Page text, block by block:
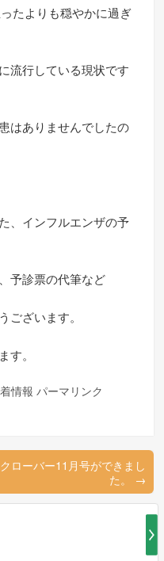
たよりも穏やかに過ぎ
流行している現状です
はありませんでしたの
、インフルエンザの予
予診票の代筆など
ございます。
す。
情報 パーマリンク
クローバー11月号ができまし
た。 →